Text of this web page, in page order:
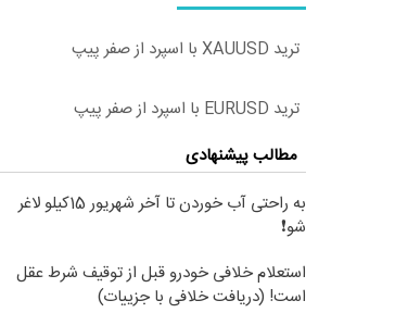
ترید XAUUSD با اسپرد از صفر پیپ
ترید EURUSD با اسپرد از صفر پیپ
مطالب پیشنهادی
به راحتی آب خوردن تا آخر شهریور 15کیلو لاغر
شو❗
استعلام خلافی خودرو قبل از توقیف شرط عقل
است! (دریافت خلافی با جزییات)